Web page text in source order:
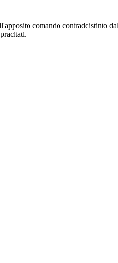
comando contraddistinto